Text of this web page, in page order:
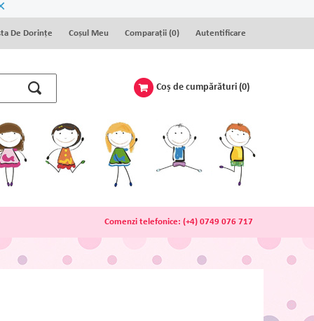
De Dorinţe Coșul Meu Comparaţii (0) Autentificare
Coş de cumpărături (0)
Comenzi telefonice: (+4) 0749 076 717